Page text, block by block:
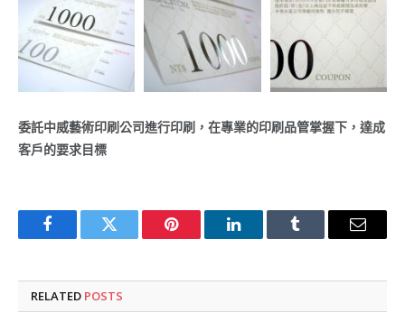
委託中威藝術印刷公司進行印刷，在專業的印刷品管掌握下，達成
客戶的要求目標
FacebookTwitter Pinterest LinkedInTumblr Email
RELATED POSTS